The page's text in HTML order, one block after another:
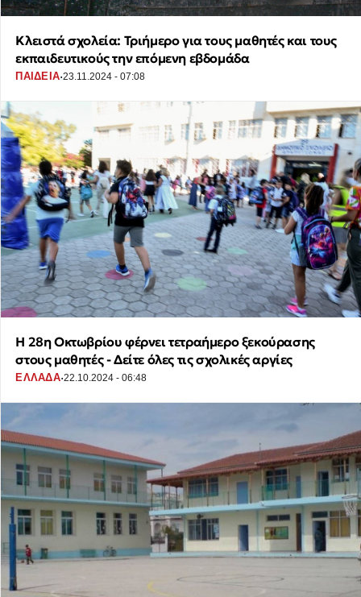
Κλειστά σχολεία: Τριήμερο για τους μαθητές και τους
εκπαιδευτικούς την επόμενη εβδομάδα
ΠΑΙΔΕΙΑ·23.11.2024 - 07:08
H 28η Οκτωβρίου φέρνει τετραήμερο ξεκούρασης
στους μαθητές - Δείτε όλες τις σχολικές αργίες
ΕΛΛΑΔΑ·22.10.2024 - 06:48